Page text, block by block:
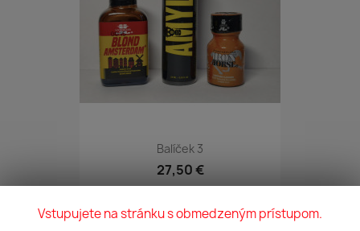
Balíček 3
27,50 €
Vstupujete na stránku s obmedzeným prístupom.